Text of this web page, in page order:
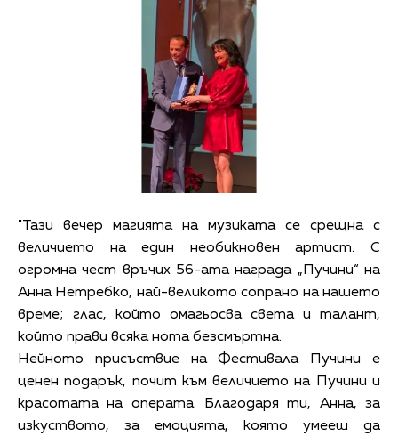
"Тази вечер магията на музиката се срещна с
величието на един необикновен артист. С
огромна чест връчих 56-ата награда „Пучини“ на
Анна Нетребко, най-великото сопрано на нашето
време; глас, който омагьосва света и талант,
който прави всяка нота безсмъртна.
Нейното присъствие на Фестивала Пучини е
ценен подарък, почит към величието на Пучини и
красотата на операта. Благодаря ти, Анна, за
изкуството, за емоцията, която умееш да